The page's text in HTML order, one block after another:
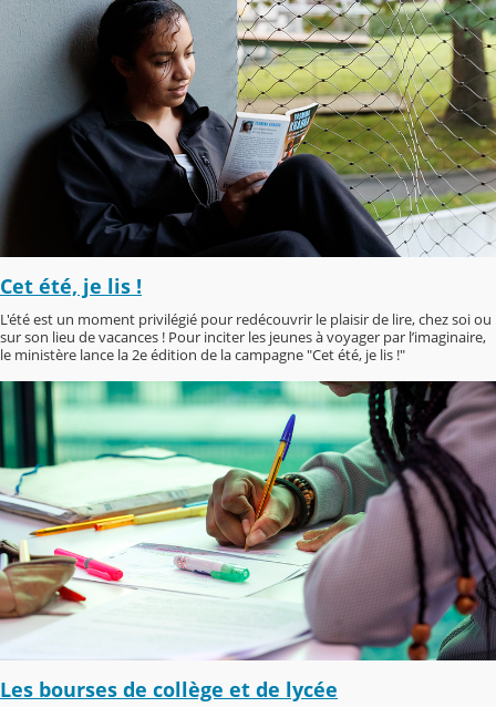
Cet été, je lis !
L'été est un moment privilégié pour redécouvrir le plaisir de lire, chez soi ou
sur son lieu de vacances ! Pour inciter les jeunes à voyager par l’imaginaire,
le ministère lance la 2e édition de la campagne "Cet été, je lis !"
Les bourses de collège et de lycée